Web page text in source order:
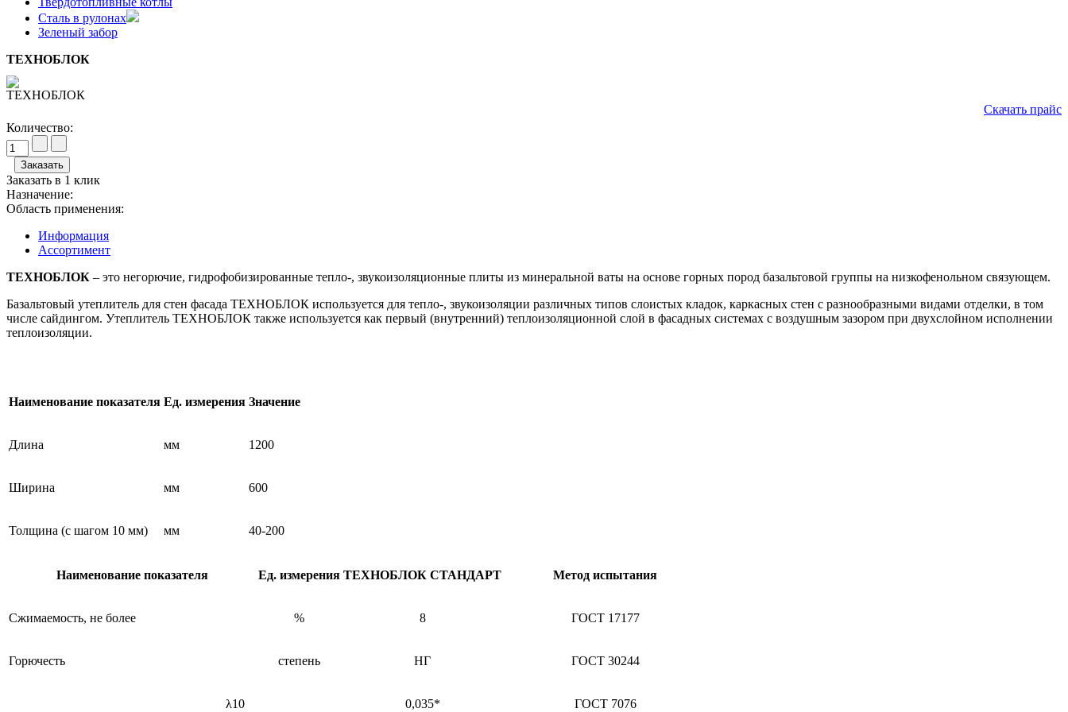
Сталь в рулонах
Зеленый забор
ТЕХНОБЛОК
Скачать прайс
Количество:
Заказать в 1 клик
Назначение:
Область применения:
Информация
Ассортимент
ТЕХНОБЛОК – это негорючие, гидрофобизированные тепло-, звукоизоляционные плиты из минеральной ваты на основе горных пород базальтовой группы на низкофенольном связующем.
Базальтовый утеплитель для стен фасада ТЕХНОБЛОК используется для тепло-, звукоизоляции различных типов слоистых кладок, каркасных стен с разнообразными видами отделки, в том
числе сайдингом. Утеплитель ТЕХНОБЛОК также используется как первый (внутренний) теплоизоляционной слой в фасадных системах с воздушным зазором при двухслойном исполнении
теплоизоляции.
Наименование показателя Ед. измерения Значение
Длина мм 1200
Ширина мм 600
Толщина (с шагом 10 мм) мм 40-200
Наименование показателя Ед. измерения ТЕХНОБЛОК СТАНДАРТ Метод испытания
Сжимаемость, не более % 8 ГОСТ 17177
Горючесть степень НГ ГОСТ 30244
λ10 0,035* ГОСТ 7076